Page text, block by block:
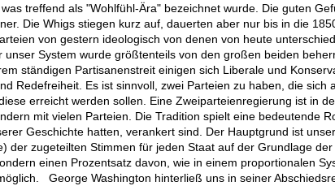
treffend als "Wohlfühl-Ära" bezeichnet wurde. Die guten
Die Whigs stiegen kurz auf, dauerten aber nur bis in die
von gestern ideologisch von denen von heute
System wurde größtenteils von den großen beiden
ständigen Partisanenstreit einigen sich Liberale und
Redefreiheit. Es ist sinnvoll, zwei Parteien zu haben, die sich
erreicht werden sollen. Eine Zweiparteienregierung ist in
mit vielen Parteien. Die Tradition spielt eine bedeutende
Geschichte hatten, verankert sind. Der Hauptgrund ist
der zugeteilten Stimmen für jeden Staat auf der Grundlage
einen Prozentsatz davon, wie in einem proportionalen
George Washington hinterließ uns in seiner